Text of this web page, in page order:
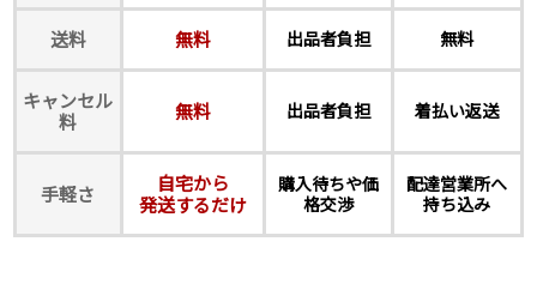
送料 無料 出品者負担 無料
キャンセル
料
無料 出品者負担 着払い返送
手軽さ
自宅から
発送するだけ
購入待ちや価
格交渉
配達営業所へ
持ち込み